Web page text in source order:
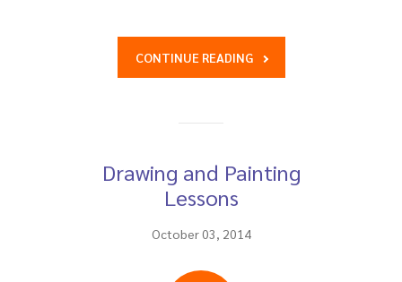
CONTINUE READING
Drawing and Painting
Lessons
October 03, 2014